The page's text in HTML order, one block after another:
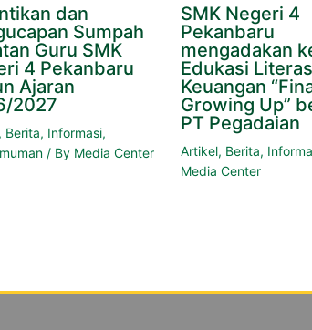
dan
Sumpah
Guru SMK
4 Pekanbaru
Ajaran
2027
, Berita, Informasi,
/ By Media Center
SMK Negeri 4
Pekanbaru
mengadakan
Edukasi
Keuangan
Growing Up”
PT Pegadaian
Artikel, Berita,
Media Center